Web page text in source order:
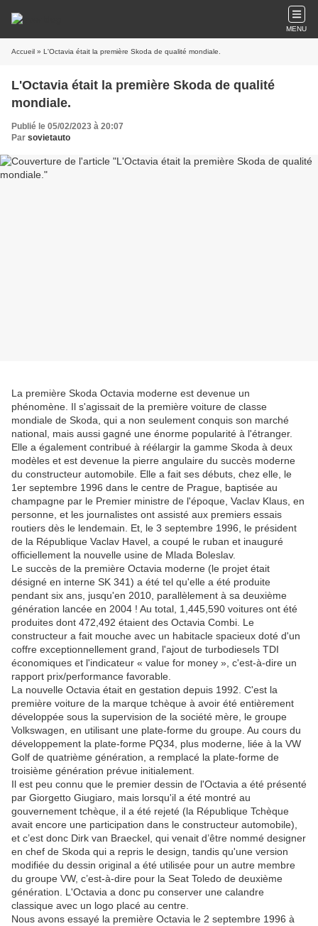
MENU
Accueil » L'Octavia était la première Skoda de qualité mondiale.
L'Octavia était la première Skoda de qualité
mondiale.
Publié le 05/02/2023 à 20:07
Par sovietauto
La première Skoda Octavia moderne est devenue un
phénomène. Il s'agissait de la première voiture de classe
mondiale de Skoda, qui a non seulement conquis son marché
national, mais aussi gagné une énorme popularité à l'étranger.
Elle a également contribué à réélargir la gamme Skoda à deux
modèles et est devenue la pierre angulaire du succès moderne
du constructeur automobile. Elle a fait ses débuts, chez elle, le
1er septembre 1996 dans le centre de Prague, baptisée au
champagne par le Premier ministre de l'époque, Vaclav Klaus, en
personne, et les journalistes ont assisté aux premiers essais
routiers dès le lendemain. Et, le 3 septembre 1996, le président
de la République Vaclav Havel, a coupé le ruban et inauguré
officiellement la nouvelle usine de Mlada Boleslav.
Le succès de la première Octavia moderne (le projet était
désigné en interne SK 341) a été tel qu'elle a été produite
pendant six ans, jusqu'en 2010, parallèlement à sa deuxième
génération lancée en 2004 ! Au total, 1,445,590 voitures ont été
produites dont 472,492 étaient des Octavia Combi. Le
constructeur a fait mouche avec un habitacle spacieux doté d'un
coffre exceptionnellement grand, l'ajout de turbodiesels TDI
économiques et l'indicateur « value for money », c'est-à-dire un
rapport prix/performance favorable.
La nouvelle Octavia était en gestation depuis 1992. C'est la
première voiture de la marque tchèque à avoir été entièrement
développée sous la supervision de la société mère, le groupe
Volkswagen, en utilisant une plate-forme du groupe. Au cours du
développement la plate-forme PQ34, plus moderne, liée à la VW
Golf de quatrième génération, a remplacé la plate-forme de
troisième génération prévue initialement.
Il est peu connu que le premier dessin de l'Octavia a été présenté
par Giorgetto Giugiaro, mais lorsqu'il a été montré au
gouvernement tchèque, il a été rejeté (la République Tchèque
avait encore une participation dans le constructeur automobile),
et c’est donc Dirk van Braeckel, qui venait d’être nommé designer
en chef de Skoda qui a repris le design, tandis qu'une version
modifiée du dessin original a été utilisée pour un autre membre
du groupe VW, c’est-à-dire pour la Seat Toledo de deuxième
génération. L'Octavia a donc pu conserver une calandre
classique avec un logo placé au centre.
Nous avons essayé la première Octavia le 2 septembre 1996 à